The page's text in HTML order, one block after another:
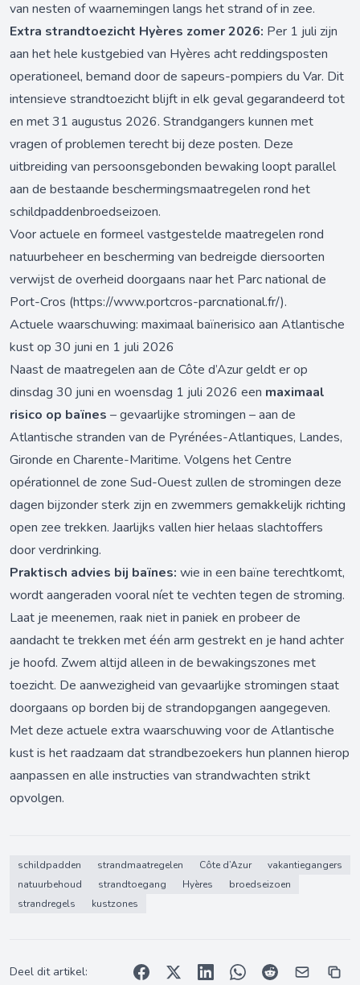
van nesten of waarnemingen langs het strand of in zee.
Extra strandtoezicht Hyères zomer 2026: Per 1 juli zijn
aan het hele kustgebied van Hyères acht reddingsposten
operationeel, bemand door de sapeurs-pompiers du Var. Dit
intensieve strandtoezicht blijft in elk geval gegarandeerd tot
en met 31 augustus 2026. Strandgangers kunnen met
vragen of problemen terecht bij deze posten. Deze
uitbreiding van persoonsgebonden bewaking loopt parallel
aan de bestaande beschermingsmaatregelen rond het
schildpaddenbroedseizoen.
Voor actuele en formeel vastgestelde maatregelen rond
natuurbeheer en bescherming van bedreigde diersoorten
verwijst de overheid doorgaans naar het Parc national de
Port-Cros (https://www.portcros-parcnational.fr/).
Actuele waarschuwing: maximaal baïnerisico aan Atlantische
kust op 30 juni en 1 juli 2026
Naast de maatregelen aan de Côte d’Azur geldt er op
dinsdag 30 juni en woensdag 1 juli 2026 een maximaal
risico op baïnes – gevaarlijke stromingen – aan de
Atlantische stranden van de Pyrénées-Atlantiques, Landes,
Gironde en Charente-Maritime. Volgens het Centre
opérationnel de zone Sud-Ouest zullen de stromingen deze
dagen bijzonder sterk zijn en zwemmers gemakkelijk richting
open zee trekken. Jaarlijks vallen hier helaas slachtoffers
door verdrinking.
Praktisch advies bij baïnes: wie in een baïne terechtkomt,
wordt aangeraden vooral níet te vechten tegen de stroming.
Laat je meenemen, raak niet in paniek en probeer de
aandacht te trekken met één arm gestrekt en je hand achter
je hoofd. Zwem altijd alleen in de bewakingszones met
toezicht. De aanwezigheid van gevaarlijke stromingen staat
doorgaans op borden bij de strandopgangen aangegeven.
Met deze actuele extra waarschuwing voor de Atlantische
kust is het raadzaam dat strandbezoekers hun plannen hierop
aanpassen en alle instructies van strandwachten strikt
opvolgen.
schildpadden strandmaatregelen Côte d’Azur
vakantiegangers
natuurbehoud
strandtoegang Hyères
broedseizoen
strandregels
kustzones
Deel dit artikel: